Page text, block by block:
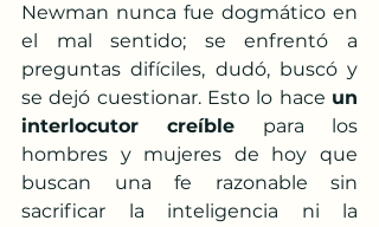
Newman nunca fue dogmático en
el mal sentido; se enfrentó a
preguntas difíciles, dudó, buscó y
se dejó cuestionar. Esto lo hace un
interlocutor creíble para los
hombres y mujeres de hoy que
buscan una fe razonable sin
sacrificar la inteligencia ni la